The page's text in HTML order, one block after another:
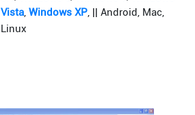
Vista,Windows XP, || Android, Mac,
Linux